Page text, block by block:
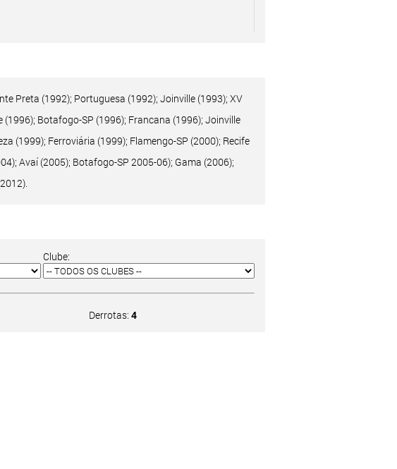
Preta (1992); Portuguesa (1992); Joinville (1993); XV
Botafogo-SP (1996); Francana (1996); Joinville
(1999); Ferroviária (1999); Flamengo-SP (2000); Recife
Avaí (2005); Botafogo-SP 2005-06); Gama (2006);
Clube:
Derrotas: 4